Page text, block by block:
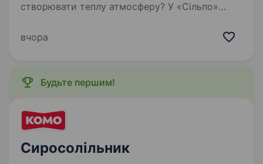
створювати теплу атмосферу? У «Сільпо»
з радістю несуть у свої домівки. Що потрібно
вчора
Будьте першим!
Сиросолільник